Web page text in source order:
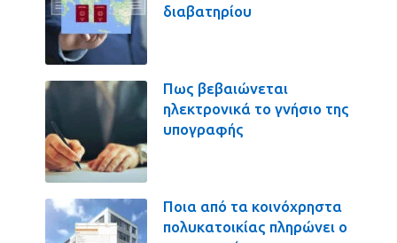
διαβατηρίου
Πως βεβαιώνεται
ηλεκτρονικά το γνήσιο της
υπογραφής
Ποια από τα κοινόχρηστα
πολυκατοικίας πληρώνει ο